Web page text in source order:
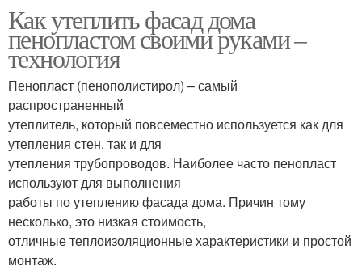
Как утеплить фасад дома
пенопластом своими руками –
технология
Пенопласт (пенополистирол) – самый
распространенный
утеплитель, который повсеместно используется как для
утепления стен, так и для
утепления трубопроводов. Наиболее часто пенопласт
используют для выполнения
работы по утеплению фасада дома. Причин тому
несколько, это низкая стоимость,
отличные теплоизоляционные характеристики и простой
монтаж.